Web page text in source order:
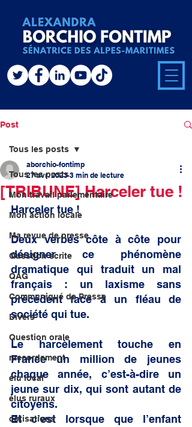
Post
Tous les posts
Mon travail parlementaire
Mon action locale
Ma revue de presse
Question écrite
QAG
Communiqué de Presse
Divers
Question orale
raccordement
élu local
élus ruraux
cotisations
Tous les posts
[TRIBUNE] Harceler tue !
aborchio-fontimp
27 avr. 2023 3 min de lecture
Harceler tue !
Deux verbes côte à côte pour
désigner ce phénomène
dramatique qui traduit un mal
français : un laxisme sans
précédent face à un fléau de
société qui tue.
Le harcèlement touche en
France un million de jeunes
chaque année, c’est-à-dire un
jeune sur dix, qui sont autant de
citoyens.
Et c’est lorsque que l’enfant